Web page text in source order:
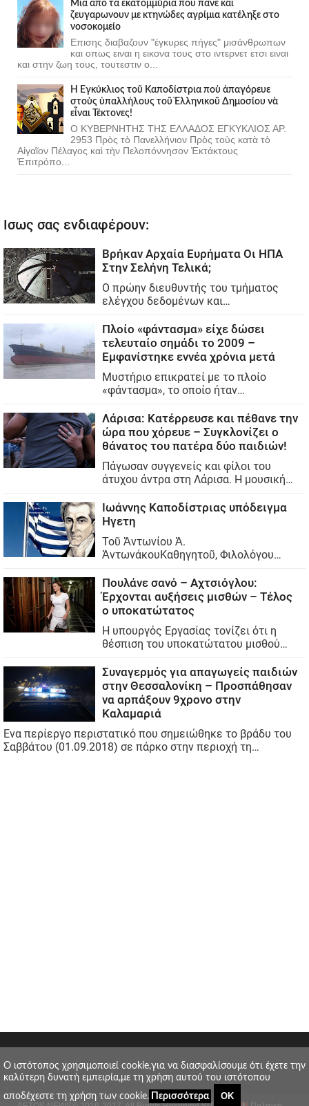
Μια απο τα εκατομμύρια που πανε και
ζευγαρωνουν με κτηνώδες αγρίμια κατέληξε στο
νοσοκομείο
Επισης διαβαζουν "έγκυρες πήγες" μισάνθρωπων
και οπως ειναι η εικονα τους στο ιντερνετ ετσι ειναι
και στην ζωη τους, τουτεστιν ο...
Ἡ Ἐγκύκλιος τοῦ Καποδίστρια ποὺ ἀπαγόρευε
στοὺς ὑπαλλήλους τοῦ Ἑλληνικοῦ Δημοσίου νὰ
εἶναι Τέκτονες!
Ο ΚΥΒΕΡΝΗΤΗΣ ΤΗΣ ΕΛΛΑΔΟΣ ΕΓΚΥΚΛΙΟΣ ΑΡ.
2953 Πρὸς τὸ Πανελλήνιον Πρὸς τοὺς κατὰ τὸ
Αἰγαῖον Πέλαγος καὶ τὴν Πελοπόννησον Ἐκτάκτους
Ἐπιτρόπο...
O ιστότοπος χρησιμοποιεί cookie,για να διασφαλίσουμε ότι έχετε την
καλύτερη δυνατή εμπειρία,με τη χρήση αυτού του ιστότοπου
αποδέχεστε τη χρήση των cookie.
Περισσότερα ΟΚ